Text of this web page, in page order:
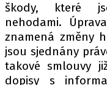
INCORP
škody, které
nehodami.
znamená změny
jsou sjednány
takové smlouvy
dopisy s